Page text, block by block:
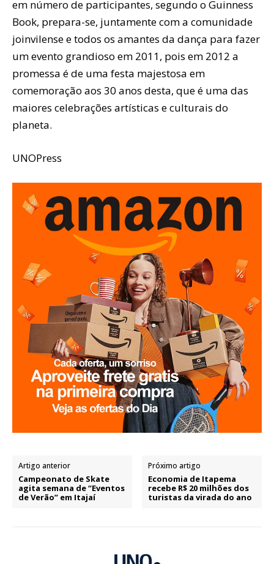
em número de participantes, segundo o Guinness
Book, prepara-se, juntamente com a comunidade
joinvilense e todos os amantes da dança para fazer
um evento grandioso em 2011, pois em 2012 a
promessa é de uma festa majestosa em
comemoração aos 30 anos desta, que é uma das
maiores celebrações artísticas e culturais do
planeta.
UNOPress
Artigo anterior
Campeonato de Skate
agita semana de “Eventos
de Verão” em Itajaí
Próximo artigo
Economia de Itapema
recebe R$ 20 milhões dos
turistas da virada do ano